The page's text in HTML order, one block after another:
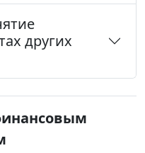
других